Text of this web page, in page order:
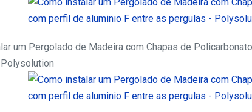
um Pergolado de Madeira com Chapas de